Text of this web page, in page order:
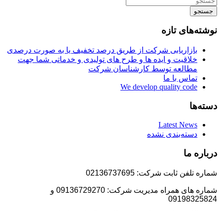
جستجو
نوشته‌های تازه
بازاریابی شرکت از طریق درصد تخفیف یا به صورت درصدی
خلاقیت و ایده ها و طرح های تولیدی و خدماتی شما جهت
مطالعه توسط کارشناسان شرکت
تماس با ما
We develop quality code
دسته‌ها
Latest News
دسته‌بندی نشده
درباره ما
شماره تلفن ثابت شرکت: 02136737695
شماره های همراه مدیریت شرکت: 09136729270 و
09198325824